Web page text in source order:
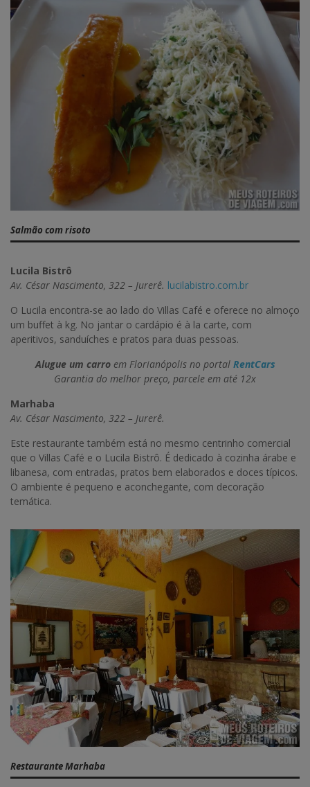
Salmão com risoto
Lucila Bistrô
Av. César Nascimento, 322 – Jurerê. lucilabistro.com.br
O Lucila encontra-se ao lado do Villas Café e oferece no almoço
um buffet à kg. No jantar o cardápio é à la carte, com
aperitivos, sanduíches e pratos para duas pessoas.
Alugue um carroem Florianópolis no portal RentCars
Garantia do melhor preço, parcele em até 12x
Marhaba
Av. César Nascimento, 322 – Jurerê.
Este restaurante também está no mesmo centrinho comercial
que o Villas Café e o Lucila Bistrô. É dedicado à cozinha árabe e
libanesa, com entradas, pratos bem elaborados e doces típicos.
O ambiente é pequeno e aconchegante, com decoração
temática.
Restaurante Marhaba